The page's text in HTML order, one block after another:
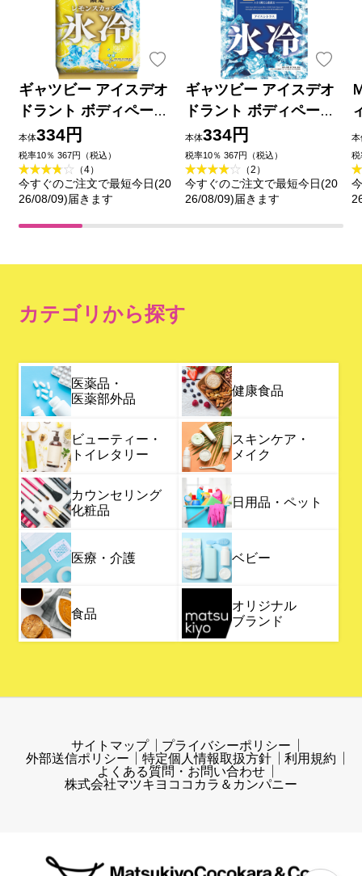
ギャツビー アイスデオ
ドラント ボディペーパ
ー レモンスカッシュ
【徳用タイプ】 ３０枚
マンダム (医薬部外品)
本体334円
税率10％ 367円（税込）
（4）
今すぐのご注文で最短今日(20
26/08/09)届きます
ギャツビー アイスデオ
ドラント ボディペーパ
ー アイスシトラス 徳用
３０枚 マンダム (医薬部
外品)
本体334円
税率10％ 367円（税込）
（2）
今すぐのご注文で最短今日(20
26/08/09)届きます
本
税
カテゴリから探す
医薬品・
医薬部外品
健康食品
ビューティー・
トイレタリー
スキンケア・
メイク
カウンセリング
化粧品
日用品・ペット
医療・介護 ベビー
食品
オリジナル
ブランド
サイトマップ
プライバシーポリシー
外部送信ポリシー
特定個人情報取扱方針
利用規約
よくある質問・お問い合わせ
株式会社マツキヨココカラ＆カンパニー